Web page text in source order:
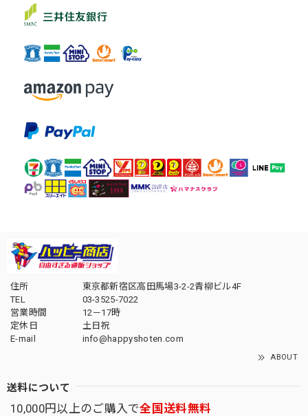
住所
東京都新宿区高田馬場3-2-2青柳ビル4F
TEL
03-3525-7022
営業時間
12－17時
定休日
土日祝
E-mail
info@happyshoten.com
ABOUT
送料について
10,000円以上のご購入で全国送料無料